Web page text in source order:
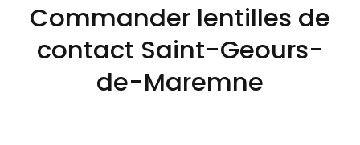
Commander lentilles de
contact Saint-Geours-
de-Maremne